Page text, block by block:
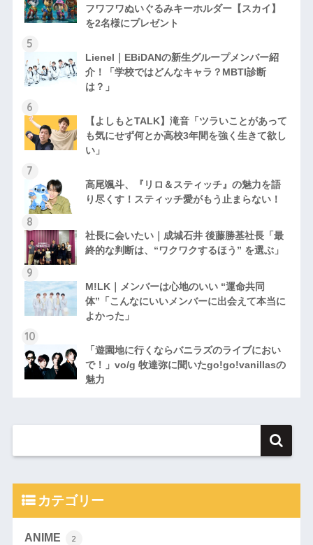
フワフワぬいぐるみキーホルダー【スカイ】
を2名様にプレゼント
Lienel｜EBiDANの新生グループメンバー紹
介！「学校ではどんなキャラ？MBTI診断
は？」
【よしもとTALK】滝音「ツラいことがあって
も気にせず何とか高校3年間を強く生きて欲し
い」
高尾颯斗、『リロ＆スティッチ』の魅力を語
り尽くす！スティッチ愛がもう止まらない！
社長に会いたい｜成城石井 後藤勝基社長「最
終的な判断は、“ワクワクするほう” を選ぶ」
M!LK｜メンバーは心地のいい “運命共同
体”「こんなにいいメンバーに出会えて本当に
よかった」
「遊園地に行くならバニラズのライブにおい
で！」vo/g 牧達弥に聞いたgo!go!vanillasの
魅力
カテゴリー
ANIME 2